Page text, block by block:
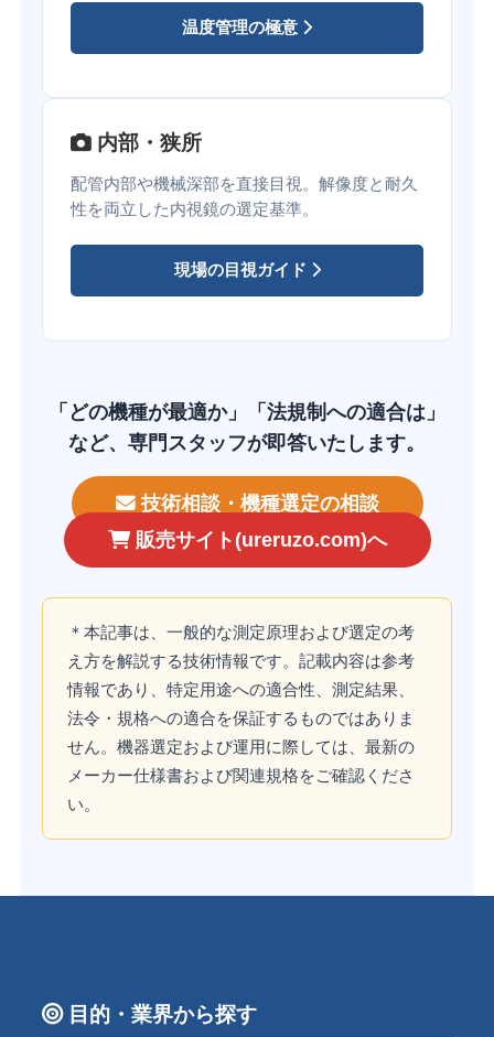
温度管理の極意
内部・狭所
配管内部や機械深部を直接目視。解像度と耐久
性を両立した内視鏡の選定基準。
現場の目視ガイド
「どの機種が最適か」「法規制への適合は」
など、専門スタッフが即答いたします。
技術相談・機種選定の相談
販売サイト(ureruzo.com)へ
＊本記事は、一般的な測定原理および選定の考
え方を解説する技術情報です。記載内容は参考
情報であり、特定用途への適合性、測定結果、
法令・規格への適合を保証するものではありま
せん。機器選定および運用に際しては、最新の
メーカー仕様書および関連規格をご確認くださ
い。
目的・業界から探す